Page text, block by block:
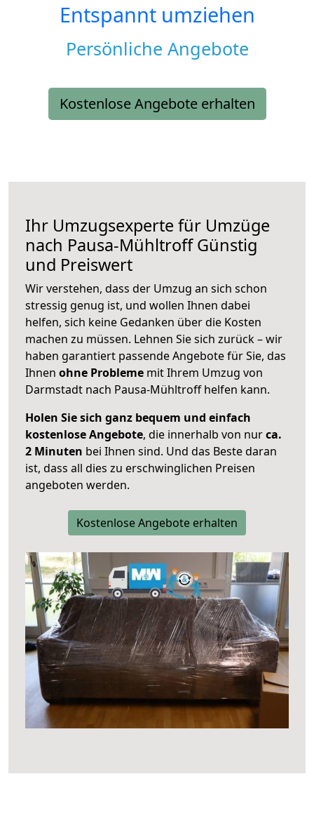
Entspannt umziehen
Persönliche Angebote
Kostenlose Angebote erhalten
Ihr Umzugsexperte für Umzüge
nach Pausa-MühltroffGünstig
und Preiswert
Wir verstehen, dass der Umzug an sich schon
stressig genug ist, und wollen Ihnen dabei
helfen, sich keine Gedanken über die Kosten
machen zu müssen. Lehnen Sie sich zurück – wir
haben garantiert passende Angebote für Sie, das
Ihnen ohne Probleme mit Ihrem Umzug von
Darmstadt nach Pausa-Mühltroff helfen kann.
Holen Sie sich ganz bequem und einfach
kostenlose Angebote, die innerhalb von nurca.
2 Minuten bei Ihnen sind. Und das Beste daran
ist, dass all dies zu erschwinglichen Preisen
angeboten werden.
Kostenlose Angebote erhalten